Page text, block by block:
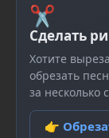
✂
Сделать
Хотите
обрезать
за несколько
👉